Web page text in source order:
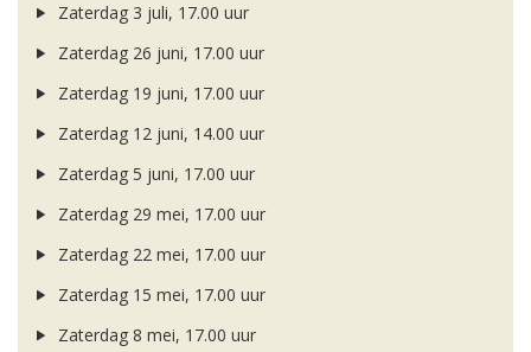
Zaterdag 3 juli, 17.00 uur
Zaterdag 26 juni, 17.00 uur
Zaterdag 19 juni, 17.00 uur
Zaterdag 12 juni, 14.00 uur
Zaterdag 5 juni, 17.00 uur
Zaterdag 29 mei, 17.00 uur
Zaterdag 22 mei, 17.00 uur
Zaterdag 15 mei, 17.00 uur
Zaterdag 8 mei, 17.00 uur